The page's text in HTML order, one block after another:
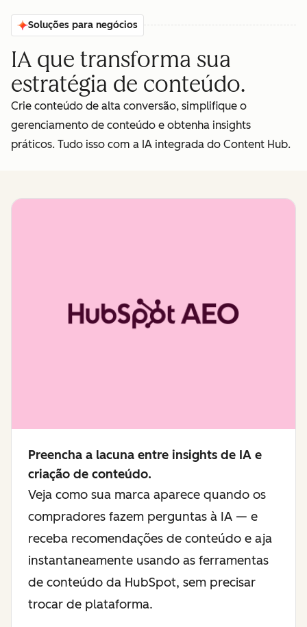
Soluções para negócios
IA que transforma sua
estratégia de conteúdo.
Crie conteúdo de alta conversão, simplifique o
gerenciamento de conteúdo e obtenha insights
práticos. Tudo isso com a IA integrada do Content Hub.
Preencha a lacuna entre insights de IA e
criação de conteúdo.
Veja como sua marca aparece quando os
compradores fazem perguntas à IA — e
receba recomendações de conteúdo e aja
instantaneamente usando as ferramentas
de conteúdo da HubSpot, sem precisar
trocar de plataforma.